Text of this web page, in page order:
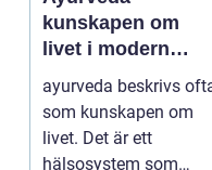
kunskapen om
livet i modern
vardag
ayurveda beskrivs
som kunskapen om
livet. Det är ett
hälsosystem som